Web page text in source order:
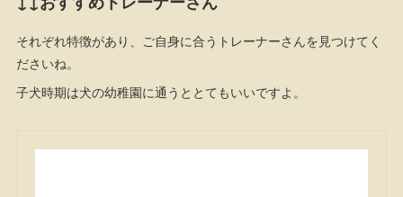
それぞれ特徴があり、ご自身に合うトレーナーさんを見つけてく
ださいね。
子犬時期は犬の幼稚園に通うととてもいいですよ。